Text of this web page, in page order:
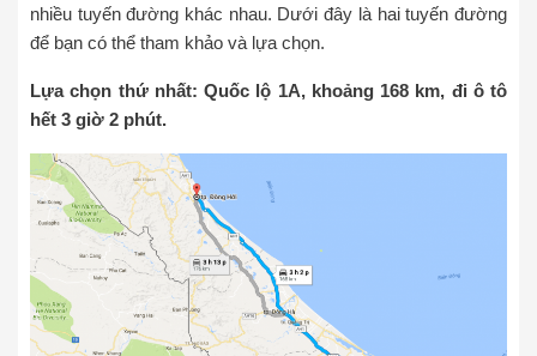
nhiều tuyến đường khác nhau. Dưới đây là hai tuyến đường
để bạn có thể tham khảo và lựa chọn.
Lựa chọn thứ nhất: Quốc lộ 1A, khoảng 168 km, đi ô tô
hết 3 giờ 2 phút.